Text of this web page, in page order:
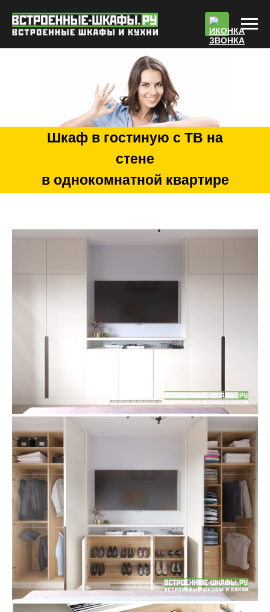
Шкаф в гостиную с ТВ на
стене
в однокомнатной квартире